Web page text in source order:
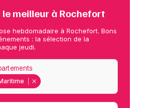
meilleur à Rochefort
hebdomadaire à Rochefort. Bons
: la sélection de la
jeudi.